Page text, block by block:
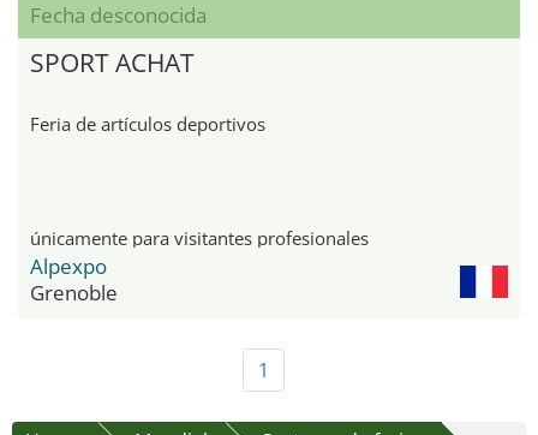
Fecha desconocida
SPORT ACHAT
Feria de artículos deportivos
únicamente para visitantes profesionales
Alpexpo
Grenoble
1